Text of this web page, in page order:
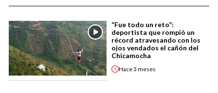
“Fue todo un reto”:
deportista que rompió un
récord atravesando con los
ojos vendados el cañón del
Chicamocha
Hace3 meses